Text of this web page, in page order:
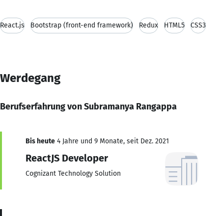
React.js Bootstrap (front-end framework) Redux HTML5 CSS3
Werdegang
Berufserfahrung von Subramanya Rangappa
Bis heute 4 Jahre und 9 Monate, seit Dez. 2021
ReactJS Developer
Cognizant Technology Solution